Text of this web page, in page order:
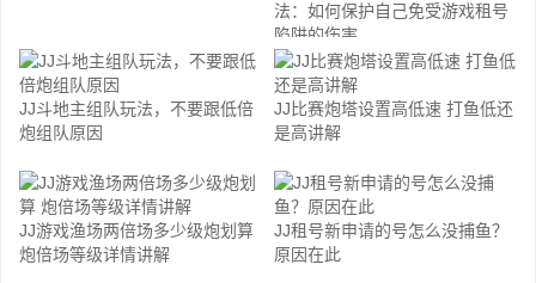
法：如何保护自己免受游戏租号
陷阱的伤害
JJ斗地主组队玩法，不要跟低倍
炮组队原因
JJ比赛炮塔设置高低速 打鱼低还
是高讲解
JJ游戏渔场两倍场多少级炮划算
炮倍场等级详情讲解
JJ租号新申请的号怎么没捕鱼？
原因在此